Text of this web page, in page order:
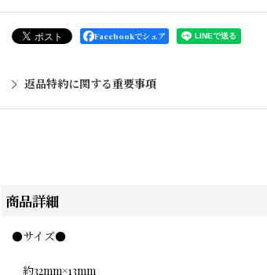
Facebookでシェア
返品特約に関する重要事項
商品詳細
●サイズ●
約32mm×13mm